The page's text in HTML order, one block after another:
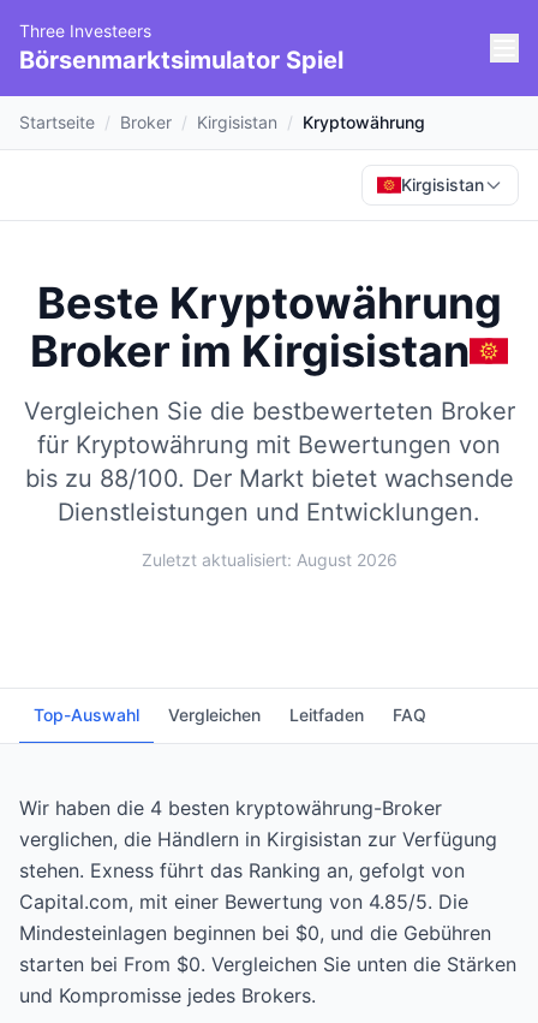
Three Investeers
Börsenmarktsimulator Spiel
Startseite / Broker / Kirgisistan / Kryptowährung
Kirgisistan
Beste Kryptowährung
Broker im Kirgisistan
Vergleichen Sie die bestbewerteten Broker
für Kryptowährung mit Bewertungen von
bis zu 88/100. Der Markt bietet wachsende
Dienstleistungen und Entwicklungen.
Zuletzt aktualisiert: August 2026
Top-Auswahl Vergleichen Leitfaden FAQ
Wir haben die 4 besten kryptowährung-Broker
verglichen, die Händlern in Kirgisistan zur Verfügung
stehen. Exness führt das Ranking an, gefolgt von
Capital.com, mit einer Bewertung von 4.85/5. Die
Mindesteinlagen beginnen bei $0, und die Gebühren
starten bei From $0. Vergleichen Sie unten die Stärken
und Kompromisse jedes Brokers.